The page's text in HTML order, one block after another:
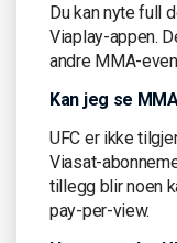
Du kan nyte full
Viaplay-appen.
andre MMA-
Kan jeg se
UFC er ikke
Viasat-
tillegg blir noen
pay-per-view.